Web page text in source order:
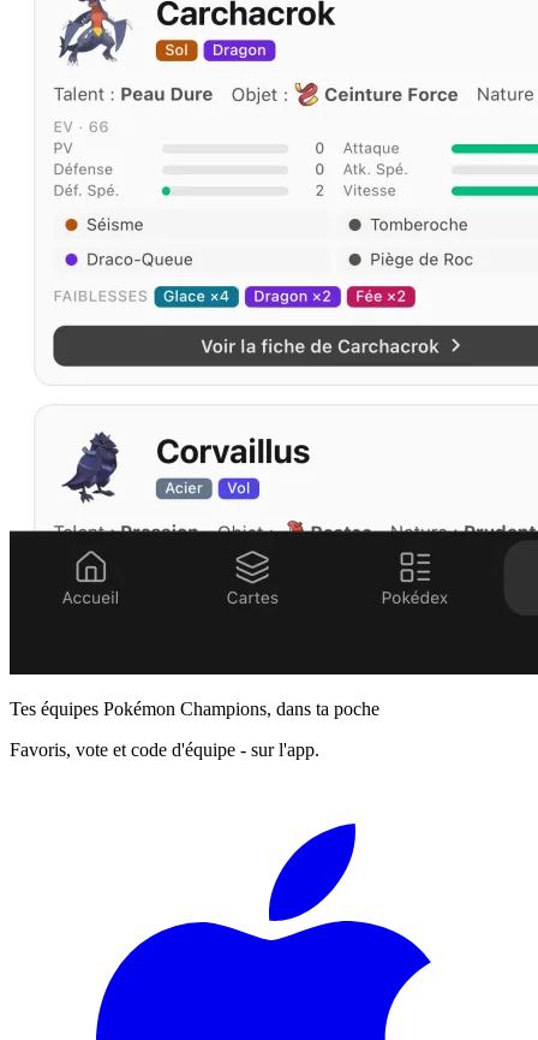
Tes équipes Pokémon Champions, dans ta poche
Favoris, vote et code d'équipe - sur l'app.